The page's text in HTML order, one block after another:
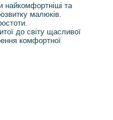
найкомфортніші та
малюків.
до світу щасливої
комфортної